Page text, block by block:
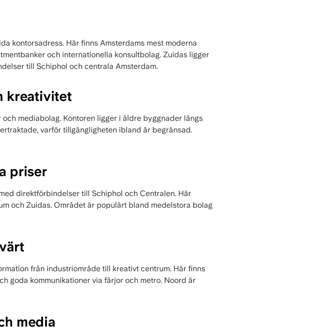
kontorsadress. Här finns Amsterdams mest moderna
och internationella konsultbolag. Zuidas ligger
till Schiphol och centrala Amsterdam.
kreativitet
mediabolag. Kontoren ligger i äldre byggnader längs
varför tillgängligheten ibland är begränsad.
priser
direktförbindelser till Schiphol och Centralen. Här
och Zuidas. Området är populärt bland medelstora bolag
från industriområde till kreativt centrum. Här finns
goda kommunikationer via färjor och metro. Noord är
media